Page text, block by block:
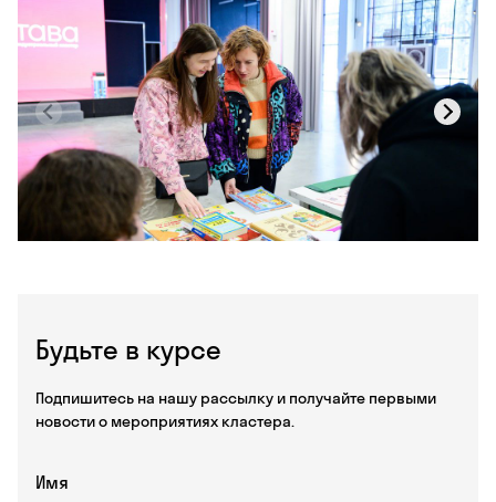
Будьте в курсе
Подпишитесь на нашу рассылку и получайте первыми
новости о мероприятиях кластера.